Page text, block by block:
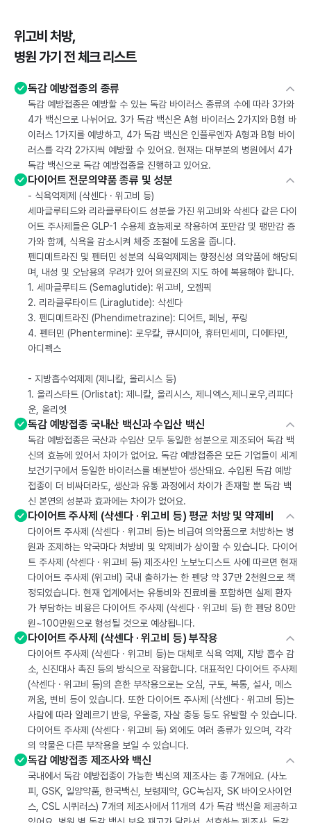
위고비 처방,
병원 가기 전 체크 리스트
독감 예방접종의 종류
독감 예방접종은 예방할 수 있는 독감 바이러스 종류의 수에 따라 3가와
4가 백신으로 나뉘어요. 3가 독감 백신은 A형 바이러스 2가지와 B형 바
이러스 1가지를 예방하고, 4가 독감 백신은 인플루엔자 A형과 B형 바이
러스를 각각 2가지씩 예방할 수 있어요. 현재는 대부분의 병원에서 4가
독감 백신으로 독감 예방접종을 진행하고 있어요.
다이어트 전문의약품 종류 및 성분
- 식욕억제제 (삭센다 · 위고비 등)
세마글루티드와 리라클루타이드 성분을 가진 위고비와 삭센다 같은 다이
어트 주사제들은 GLP-1 수용체 효능제로 작용하여 포만감 및 팽만감 증
가와 함께, 식욕을 감소시켜 체중 조절에 도움을 줍니다.
펜디메트라진 및 펜터민 성분의 식욕억제제는 향정신성 의약품에 해당되
며, 내성 및 오남용의 우려가 있어 의료진의 지도 하에 복용해야 합니다.
1. 세마글루티드 (Semaglutide): 위고비, 오젬픽
2. 리라클루타이드 (Liraglutide): 삭센다
3. 펜디메트라진 (Phendimetrazine): 디어트, 페닝, 푸링
4. 펜터민 (Phentermine): 로우칼, 큐시미아, 휴터민세미, 디에타민,
아디펙스
- 지방흡수억제제 (제니칼, 올리시스 등)
1. 올리스타트 (Orlistat): 제니칼, 올리시스, 제니엑스,제니로우,리피다
운, 올리엣
독감 예방접종 국내산 백신과 수입산 백신
독감 예방접종은 국산과 수입산 모두 동일한 성분으로 제조되어 독감 백
신의 효능에 있어서 차이가 없어요. 독감 예방접종은 모든 기업들이 세계
보건기구에서 동일한 바이러스를 배분받아 생산돼요. 수입된 독감 예방
접종이 더 비싸더라도, 생산과 유통 과정에서 차이가 존재할 뿐 독감 백
신 본연의 성분과 효과에는 차이가 없어요.
다이어트 주사제 (삭센다 · 위고비 등) 평균 처방 및 약제비
다이어트 주사제 (삭센다 · 위고비 등)는 비급여 의약품으로 처방하는 병
원과 조제하는 약국마다 처방비 및 약제비가 상이할 수 있습니다. 다이어
트 주사제 (삭센다 · 위고비 등) 제조사인 노보노디스트 사에 따르면 현재
다이어트 주사제 (위고비) 국내 출하가는 한 펜당 약 37만 2천원으로 책
정되었습니다. 현재 업계에서는 유통비와 진료비를 포함하면 실제 환자
가 부담하는 비용은 다이어트 주사제 (삭센다 · 위고비 등) 한 펜당 80만
원~100만원으로 형성될 것으로 예상됩니다.
다이어트 주사제 (삭센다 · 위고비 등) 부작용
다이어트 주사제 (삭센다 · 위고비 등)는 대체로 식욕 억제, 지방 흡수 감
소, 신진대사 촉진 등의 방식으로 작용합니다. 대표적인 다이어트 주사제
(삭센다 · 위고비 등)의 흔한 부작용으로는 오심, 구토, 복통, 설사, 메스
꺼움, 변비 등이 있습니다. 또한 다이어트 주사제 (삭센다 · 위고비 등)는
사람에 따라 알레르기 반응, 우울증, 자살 충동 등도 유발할 수 있습니다.
다이어트 주사제 (삭센다 · 위고비 등) 외에도 여러 종류가 있으며, 각각
의 약물은 다른 부작용을 보일 수 있습니다.
독감 예방접종 제조사와 백신
국내에서 독감 예방접종이 가능한 백신의 제조사는 총 7개에요. (사노
피, GSK, 일양약품, 한국백신, 보령제약, GC녹십자, SK 바이오사이언
스, CSL 시퀴러스) 7개의 제조사에서 11개의 4가 독감 백신을 제공하고